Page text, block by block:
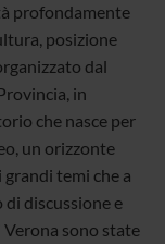
profondamente
posizione
dal
in
che nasce per
un orizzonte
temi che a
discussione e
sono state